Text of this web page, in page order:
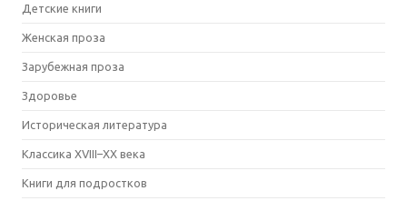
Детские книги
Женская проза
Зарубежная проза
Здоровье
Историческая литература
Классика XVIII–XX века
Книги для подростков